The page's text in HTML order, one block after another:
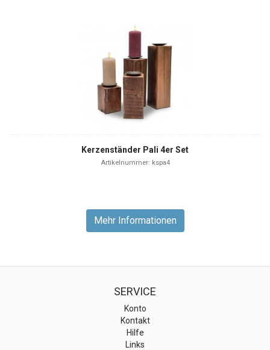
Kerzenständer Pali 4er Set
Artikelnummer: kspa4
Mehr Informationen
SERVICE
Konto
Kontakt
Hilfe
Links